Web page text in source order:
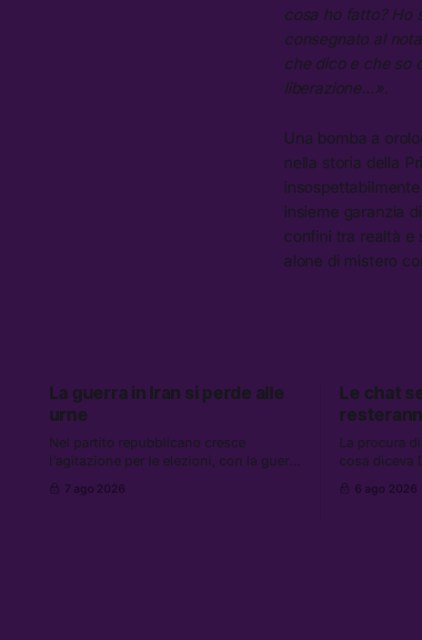
cosa ho fatto? Ho
consegnato al
che dico e che so
liberazione…».
Una bomba a
nella storia della
insieme garanzia
confini tra realtà e
alone di mistero
La guerra in Iran si perde alle
urne
Nel partito repubblicano cresce
l’agitazione per le elezioni, con la guerra
le altre notizie: due alti dirigenti del
7 ago 2026
Le chat
La procura
cosa diceva
clan Senese.
6 ago 2026